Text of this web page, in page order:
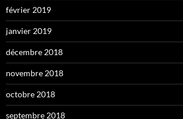
février 2019
janvier 2019
décembre 2018
novembre 2018
octobre 2018
septembre 2018